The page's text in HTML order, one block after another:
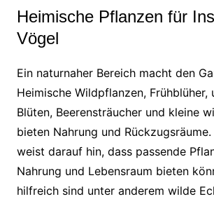
Heimische Pflanzen für
Vögel
Ein naturnaher Bereich macht den
Heimische Wildpflanzen, Frühblüher,
Blüten, Beerensträucher und kleine
bieten Nahrung und Rückzugsräume.
weist darauf hin, dass passende
Nahrung und Lebensraum bieten
hilfreich sind unter anderem wilde